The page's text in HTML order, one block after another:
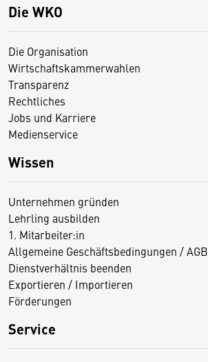
Die WKO
Die Organisation
Wirtschaftskammerwahlen
Transparenz
Rechtliches
Jobs und Karriere
Medienservice
Wissen
Unternehmen gründen
Lehrling ausbilden
1. Mitarbeiter:in
Allgemeine Geschäftsbedingungen / AGB
Dienstverhältnis beenden
Exportieren / Importieren
Förderungen
Service